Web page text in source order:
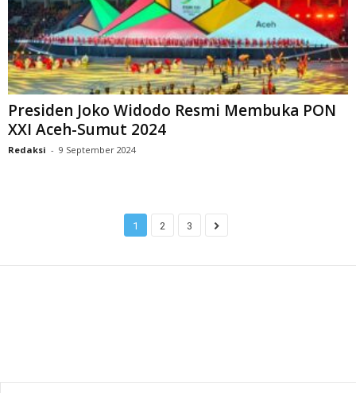
Presiden Joko Widodo Resmi Membuka PON
XXI Aceh-Sumut 2024
Redaksi - 9 September 2024
1 2 3